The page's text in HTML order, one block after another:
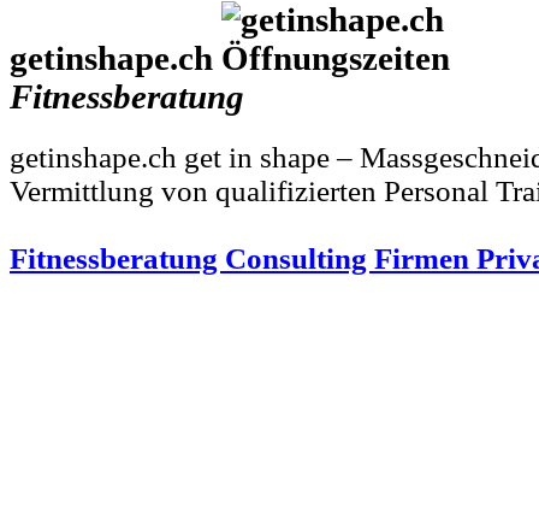
getinshape.ch
Fitnessberatung
getinshape.ch get in shape –
Vermittlung von qualifizierten Personal
Fitnessberatung Consulting Firmen